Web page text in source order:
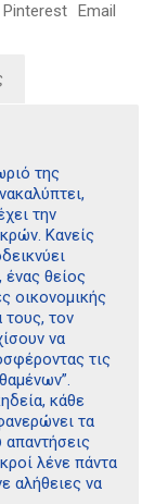
Pinterest Email
της
την
Κανείς
θείος
οικονομικής
τους, τον
να
τις
κάθε
τα
απαντήσεις
λένε πάντα
αλήθειες να